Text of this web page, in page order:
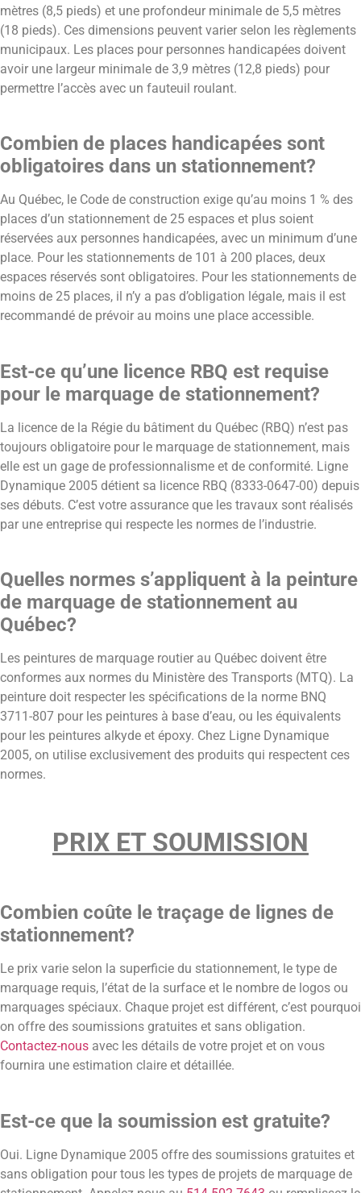
mètres (8,5 pieds) et une profondeur minimale de 5,5 mètres
(18 pieds). Ces dimensions peuvent varier selon les règlements
municipaux. Les places pour personnes handicapées doivent
avoir une largeur minimale de 3,9 mètres (12,8 pieds) pour
permettre l’accès avec un fauteuil roulant.
Combien de places handicapées sont
obligatoires dans un stationnement?
Au Québec, le Code de construction exige qu’au moins 1 % des
places d’un stationnement de 25 espaces et plus soient
réservées aux personnes handicapées, avec un minimum d’une
place. Pour les stationnements de 101 à 200 places, deux
espaces réservés sont obligatoires. Pour les stationnements de
moins de 25 places, il n’y a pas d’obligation légale, mais il est
recommandé de prévoir au moins une place accessible.
Est-ce qu’une licence RBQ est requise
pour le marquage de stationnement?
La licence de la Régie du bâtiment du Québec (RBQ) n’est pas
toujours obligatoire pour le marquage de stationnement, mais
elle est un gage de professionnalisme et de conformité. Ligne
Dynamique 2005 détient sa licence RBQ (8333-0647-00) depuis
ses débuts. C’est votre assurance que les travaux sont réalisés
par une entreprise qui respecte les normes de l’industrie.
Quelles normes s’appliquent à la peinture
de marquage de stationnement au
Québec?
Les peintures de marquage routier au Québec doivent être
conformes aux normes du Ministère des Transports (MTQ). La
peinture doit respecter les spécifications de la norme BNQ
3711-807 pour les peintures à base d’eau, ou les équivalents
pour les peintures alkyde et époxy. Chez Ligne Dynamique
2005, on utilise exclusivement des produits qui respectent ces
normes.
PRIX ET SOUMISSION
Combien coûte le traçage de lignes de
stationnement?
Le prix varie selon la superficie du stationnement, le type de
marquage requis, l’état de la surface et le nombre de logos ou
marquages spéciaux. Chaque projet est différent, c’est pourquoi
on offre des soumissions gratuites et sans obligation.
Contactez-nous avec les détails de votre projet et on vous
fournira une estimation claire et détaillée.
Est-ce que la soumission est gratuite?
Oui. Ligne Dynamique 2005 offre des soumissions gratuites et
sans obligation pour tous les types de projets de marquage de